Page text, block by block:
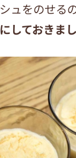
ュをのせるの
しておきまし